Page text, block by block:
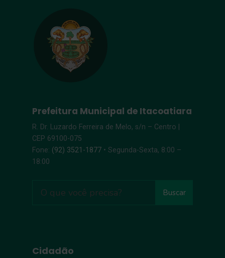
Prefeitura Municipal de Itacoatiara
R. Dr. Luzardo Ferreira de Melo, s/n – Centro |
CEP 69100-075
Fone: (92) 3521-1877 • Segunda-Sexta, 8:00 –
18:00
Buscar
Cidadão